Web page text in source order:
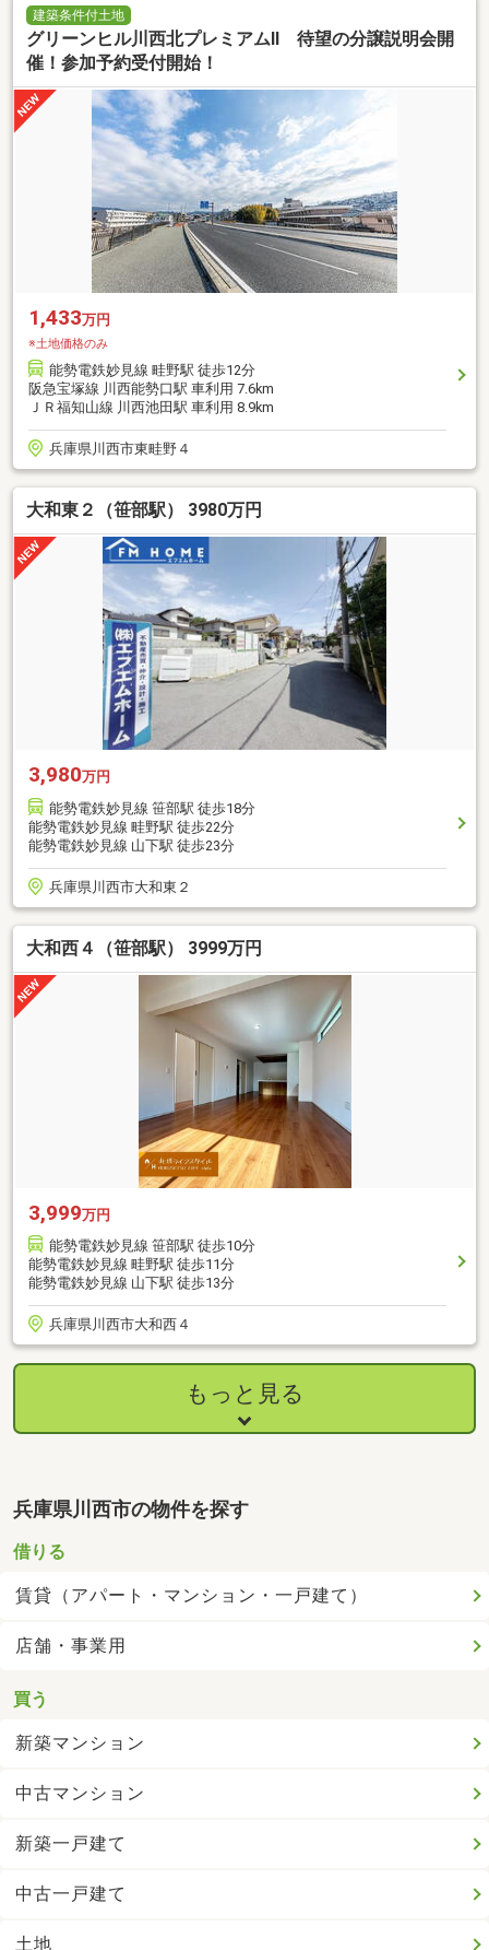
建築条件付土地
グリーンヒル川西北プレミアムⅡ 待望の分譲説明会開
催！参加予約受付開始！
1,433万円
※土地価格のみ
能勢電鉄妙見線 畦野駅 徒歩12分
阪急宝塚線 川西能勢口駅 車利用 7.6km
ＪＲ福知山線 川西池田駅 車利用 8.9km
兵庫県川西市東畦野４
大和東２（笹部駅） 3980万円
3,980万円
能勢電鉄妙見線 笹部駅 徒歩18分
能勢電鉄妙見線 畦野駅 徒歩22分
能勢電鉄妙見線 山下駅 徒歩23分
兵庫県川西市大和東２
大和西４（笹部駅） 3999万円
3,999万円
能勢電鉄妙見線 笹部駅 徒歩10分
能勢電鉄妙見線 畦野駅 徒歩11分
能勢電鉄妙見線 山下駅 徒歩13分
兵庫県川西市大和西４
もっと見る
兵庫県川西市の物件を探す
借りる
賃貸（アパート・マンション・一戸建て）
店舗・事業用
買う
新築マンション
中古マンション
新築一戸建て
中古一戸建て
土地